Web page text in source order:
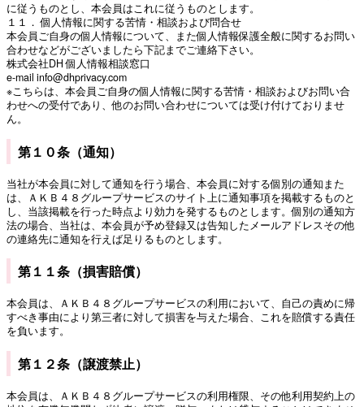
に従うものとし、本会員はこれに従うものとします。
１１． 個人情報に関する苦情・相談および問合せ
本会員ご自身の個人情報について、また個人情報保護全般に関するお問い
合わせなどがございましたら下記までご連絡下さい。
株式会社DH 個人情報相談窓口
e-mail info@dhprivacy.com
※こちらは、本会員ご自身の個人情報に関する苦情・相談およびお問い合
わせへの受付であり、他のお問い合わせについては受け付けておりませ
ん。
第１０条（通知）
当社が本会員に対して通知を行う場合、本会員に対する個別の通知また
は、ＡＫＢ４８グループサービスのサイト上に通知事項を掲載するものと
し、当該掲載を行った時点より効力を発するものとします。個別の通知方
法の場合、当社は、本会員が予め登録又は告知したメールアドレスその他
の連絡先に通知を行えば足りるものとします。
第１１条（損害賠償）
本会員は、ＡＫＢ４８グループサービスの利用において、自己の責めに帰
すべき事由により第三者に対して損害を与えた場合、これを賠償する責任
を負います。
第１２条（譲渡禁止）
本会員は、ＡＫＢ４８グループサービスの利用権限、その他利用契約上の